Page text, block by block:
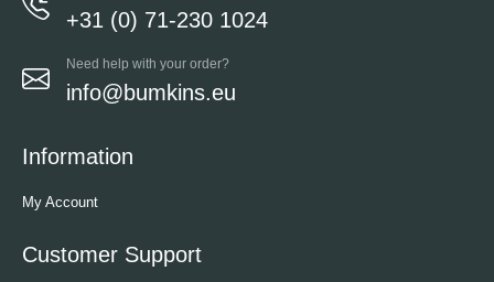
+31 (0) 71-230 1024
Need help with your order?
info@bumkins.eu
Information
My Account
Customer Support